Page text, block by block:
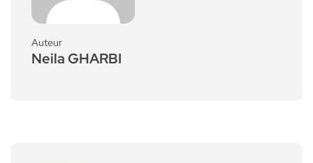
Auteur
Neila GHARBI